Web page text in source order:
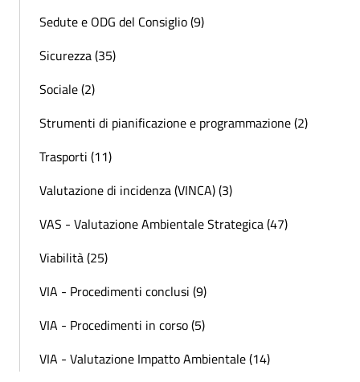
Sedute e ODG del Consiglio (9)
Sicurezza (35)
Sociale (2)
Strumenti di pianificazione e programmazione (2)
Trasporti (11)
Valutazione di incidenza (VINCA) (3)
VAS - Valutazione Ambientale Strategica (47)
Viabilità (25)
VIA - Procedimenti conclusi (9)
VIA - Procedimenti in corso (5)
VIA - Valutazione Impatto Ambientale (14)